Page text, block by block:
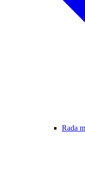
Rada